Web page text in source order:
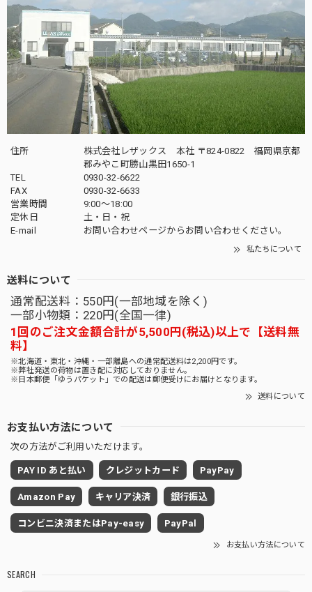
住所
株式会社レザックス 本社 〒824-0822 福岡県京都
郡みやこ町勝山黒田1650-1
TEL
0930-32-6622
FAX
0930-32-6633
営業時間
9:00〜18:00
定休日
土・日・祝
E-mail
お問い合わせページからお問い合わせください。
私たちについて
送料について
通常配送料：550円(一部地域を除く)
一部小物類：220円(全国一律)
1回のご注文金額合計が5,500円(税込)以上で【送料無
料】
※北海道・東北・沖縄・一部離島への通常配送料は2,200円です。
※弊社発送の荷物は置き配に対応しておりません。
※日本郵便「ゆうパケット」での配送は郵便受けにお届けとなります。
送料について
お支払い方法について
次の方法がご利用いただけます。
PAY ID あと払い クレジットカード PayPay
Amazon Pay キャリア決済 銀行振込
コンビニ決済またはPay-easy PayPal
お支払い方法について
SEARCH